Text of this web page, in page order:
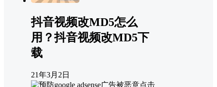
抖音视频改MD5怎么
用？抖音视频改MD5下
载
21年3月2日